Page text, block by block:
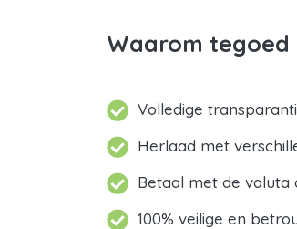
Waarom tegoed
Volledige
Herlaad met
Betaal met de valuta
100% veilige en